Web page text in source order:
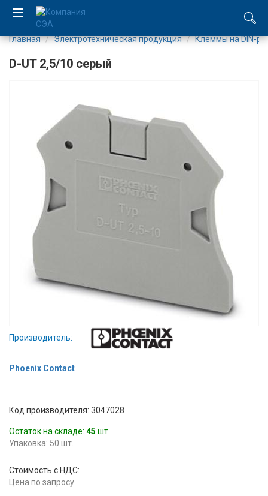
Компания
Каталог
Производство
Услуги
Новости
Вход/
авторизация
Производители
Тех.
поддержка
Блог
Главная Электротехническая продукция Клеммы на DIN-
D-UT 2,5/10 серый
Производитель:
Phoenix Contact
Код производителя: 3047028
Остаток на складе: 45 шт.
Упаковка: 50 шт.
Стоимость с НДС:
Цена по запросу